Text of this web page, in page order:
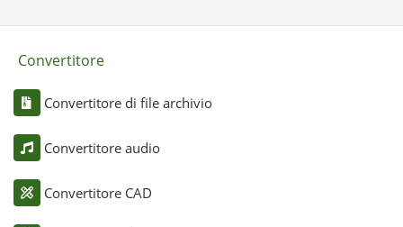
Convertitore
Convertitore di file archivio
Convertitore audio
Convertitore CAD